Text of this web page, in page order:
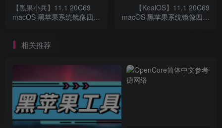
【黑果小兵】11.1 20C69
macOS 黑苹果系统镜像四叶
【KealOS】11.1 20C69
macOS 黑苹果系统镜像四叶
相关推荐